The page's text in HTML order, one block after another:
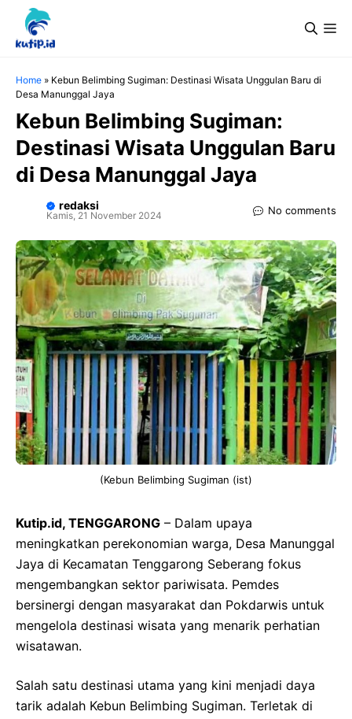
Langsung
Home » Kebun Belimbing Sugiman: Destinasi Wisata Unggulan Baru di
Desa Manunggal Jaya
Kebun Belimbing Sugiman:
Destinasi Wisata Unggulan Baru
di Desa Manunggal Jaya
redaksi
Kamis, 21 November 2024 No comments
(Kebun Belimbing Sugiman (ist)
Kutip.id, TENGGARONG – Dalam upaya
meningkatkan perekonomian warga, Desa Manunggal
Jaya di Kecamatan Tenggarong Seberang fokus
mengembangkan sektor pariwisata. Pemdes
bersinergi dengan masyarakat dan Pokdarwis untuk
mengelola destinasi wisata yang menarik perhatian
wisatawan.
Salah satu destinasi utama yang kini menjadi daya
tarik adalah Kebun Belimbing Sugiman. Terletak di